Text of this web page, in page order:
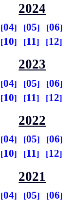
2024
04 05
06
10 11 12
2023
04 05
06
10 11 12
2022
04 05
06
10 11 12
2021
04 05
06